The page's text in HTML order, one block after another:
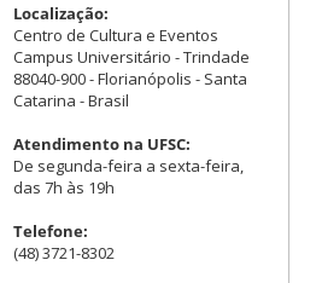
Localização:
Centro de Cultura e Eventos
Campus Universitário - Trindade
88040-900 - Florianópolis - Santa
Catarina - Brasil
Atendimento na UFSC:
De segunda-feira a sexta-feira,
das 7h às 19h
Telefone:
(48) 3721-8302